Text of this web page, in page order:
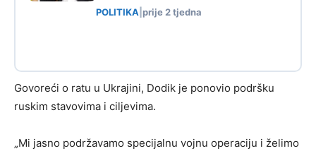
POLITIKA prije 2 tjedna
Govoreći o ratu u Ukrajini, Dodik je ponovio podršku
ruskim stavovima i ciljevima.
„Mi jasno podržavamo specijalnu vojnu operaciju i želimo